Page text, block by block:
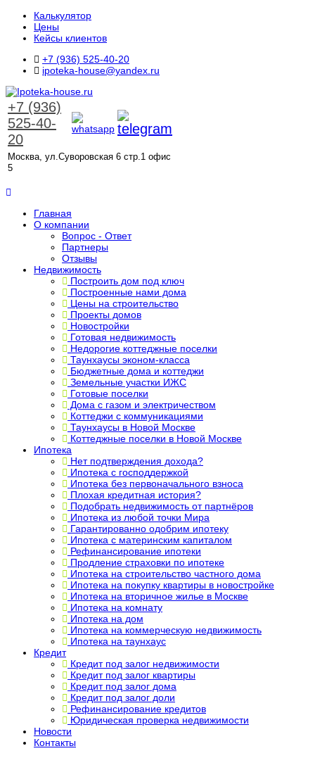
Калькулятор
Цены
Кейсы клиентов
+7 (936) 525-40-20
ipoteka-house@yandex.ru
+7 (936)
525-40-
20
Москва, ул.Суворовская 6 стр.1 офис
5
Главная
О компании
Вопрос - Ответ
Партнеры
Отзывы
Недвижимость
Построить дом под ключ
Построенные нами дома
Цены на строительство
Проекты домов
Новостройки
Готовая недвижимость
Недорогие коттеджные поселки
Таунхаусы эконом-класса
Бюджетные дома и коттеджи
Земельные участки ИЖС
Готовые поселки
Дома с газом и электричеством
Коттеджи с коммуникациями
Таунхаусы в Новой Москве
Коттеджные поселки в Новой Москве
Ипотека
Нет подтверждения дохода?
Ипотека с господдержкой
Ипотека без первоначального взноса
Плохая кредитная история?
Подобрать недвижимость от партнёров
Ипотека из любой точки Мира
Гарантированно одобрим ипотеку
Ипотека с материнским капиталом
Рефинансирование ипотеки
Продление страховки по ипотеке
Ипотека на строительство частного дома
Ипотека на покупку квартиры в новостройке
Ипотека на вторичное жилье в Москве
Ипотека на комнату
Ипотека на дом
Ипотека на коммерческую недвижимость
Ипотека на таунхаус
Кредит
Кредит под залог недвижимости
Кредит под залог квартиры
Кредит под залог дома
Кредит под залог доли
Рефинансирование кредитов
Юридическая проверка недвижимости
Новости
Контакты